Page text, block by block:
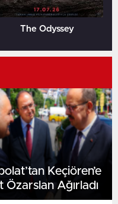
The Odyssey
Keçiören’e
Ağırladı